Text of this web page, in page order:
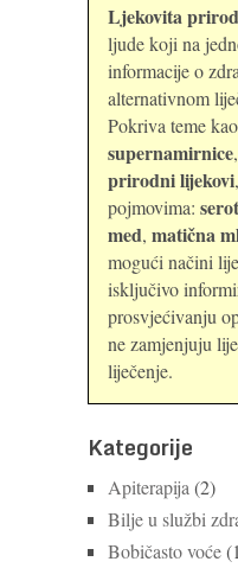
Ljekovita
ljude koji na
informacije o
alternativnom
Pokriva teme
supernamirnice,
prirodni lijekovi
pojmovima:
med, matična
mogući načini
isključivo
prosvjećivanju
ne zamjenjuju
liječenje.
Kategorije
Apiterapija (2)
Bilje u službi
Bobičasto voće